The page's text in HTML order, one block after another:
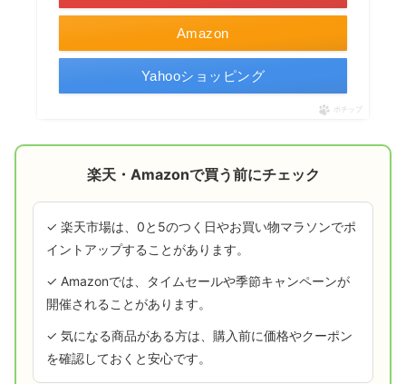
Amazon
Yahooショッピング
ポチップ
楽天・Amazonで買う前にチェック
✓ 楽天市場は、0と5のつく日やお買い物マラソンでポ
イントアップすることがあります。
✓ Amazonでは、タイムセールや季節キャンペーンが
開催されることがあります。
✓ 気になる商品がある方は、購入前に価格やクーポン
を確認しておくと安心です。